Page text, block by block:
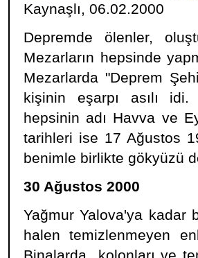
Kaynaşlı, 06.02.2000
Depremde ölenler,
Mezarların hepsinde
Mezarlarda "Deprem
kişinin eşarpı asılı idi.
hepsinin adı Havva ve
tarihleri ise 17 Ağustos
benimle birlikte gökyüzü
30 Ağustos 2000
Yağmur Yalova'ya kadar
halen temizlenmeyen